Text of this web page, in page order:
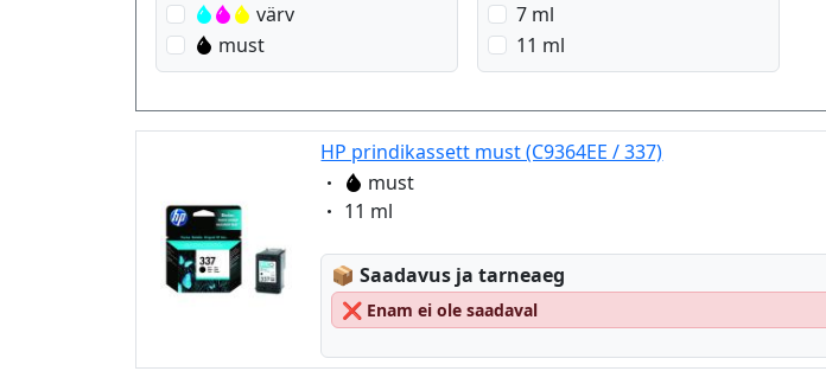
värv
must
7 ml
11 ml
HP prindikassett must (C9364EE / 337)
Eigenschaft:
must
Eigenschaft:
11 ml
📦Lagerstatus:
Saadavus ja tarneaeg
❌ Enam ei ole saadaval